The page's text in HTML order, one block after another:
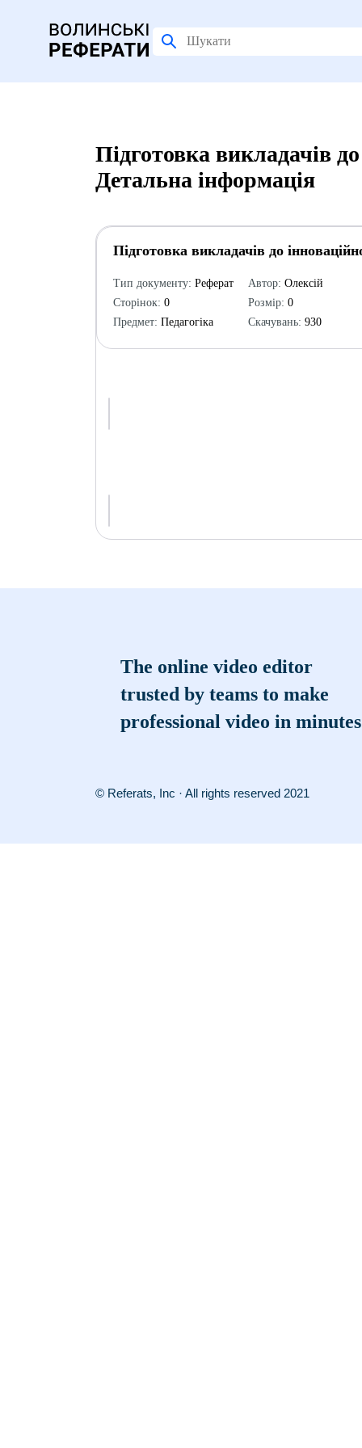
Підготовка викладачів до
Детальна інформація
Підготовка викладачів до
Тип документу: Реферат
Сторінок: 0
Предмет: Педагогіка
Автор: Олексій
Розмір: 0
Скачувань: 930
The online video editor
trusted by teams to make
professional video in minutes
© Referats, Inc · All rights reserved 2021